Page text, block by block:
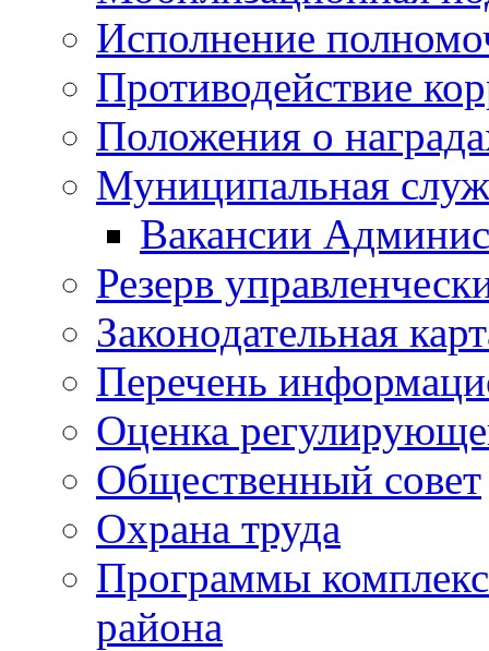
Исполнение
Противодействие
Положения о
Муниципальная
Вакансии
Резерв
Законодательная
Перечень
Оценка
Общественный совет
Охрана труда
Программы
района